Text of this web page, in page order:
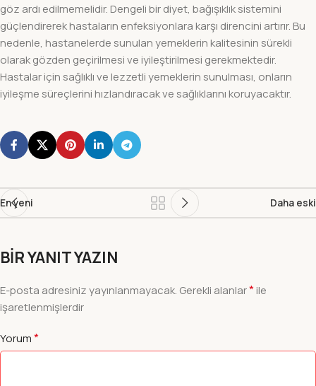
göz ardı edilmemelidir. Dengeli bir diyet, bağışıklık sistemini
güçlendirerek hastaların enfeksiyonlara karşı direncini artırır. Bu
nedenle, hastanelerde sunulan yemeklerin kalitesinin sürekli
olarak gözden geçirilmesi ve iyileştirilmesi gerekmektedir.
Hastalar için sağlıklı ve lezzetli yemeklerin sunulması, onların
iyileşme süreçlerini hızlandıracak ve sağlıklarını koruyacaktır.
En yeni Daha eski
BIR YANIT YAZIN
E-posta adresiniz yayınlanmayacak. Gerekli alanlar*ile
işaretlenmişlerdir
Yorum*